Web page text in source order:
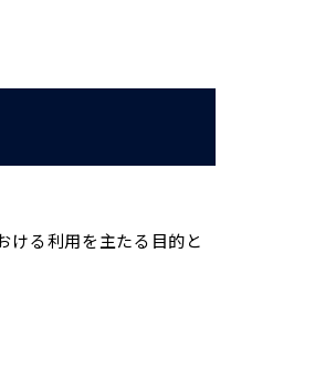
ける利用を主たる目的と